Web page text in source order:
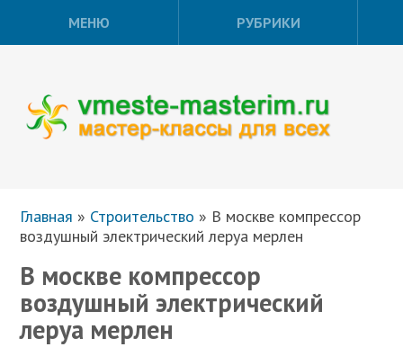
МЕНЮ РУБРИКИ
Главная » Строительство » В москве компрессор
воздушный электрический леруа мерлен
В москве компрессор
воздушный электрический
леруа мерлен